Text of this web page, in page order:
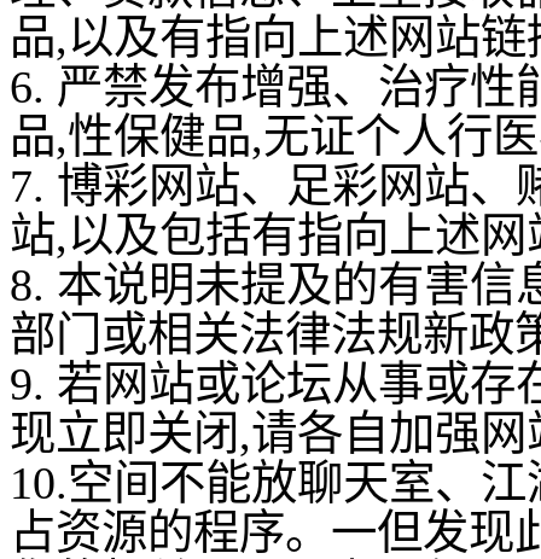
品,以及有指向上述网站链
6. 严禁发布增强、治疗性
品,性保健品,无证个人行
7. 博彩网站、足彩网站、
站,以及包括有指向上述
8. 本说明未提及的有害信
部门或相关法律法规新政
9. 若网站或论坛从事或存
现立即关闭,请各自加强
10.空间不能放聊天室、
占资源的程序。一但发现